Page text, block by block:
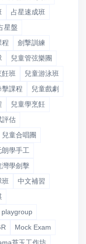
占星速成班
星盤
程
劍撃訓練
兒童管弦樂團
飪班
兒童游泳班
擊課程
兒童戲劇
兒童學烹飪
評估
兒童合唱團
朗學手工
灣學劍擊
班
中文補習
playgroup
Mock Exam